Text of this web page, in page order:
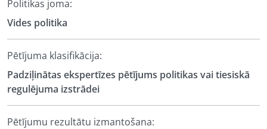
Politikas joma:
Vides politika
Pētījuma klasifikācija:
Padziļinātas ekspertīzes pētījums politikas vai tiesiskā
regulējuma izstrādei
Pētījumu rezultātu izmantošana: